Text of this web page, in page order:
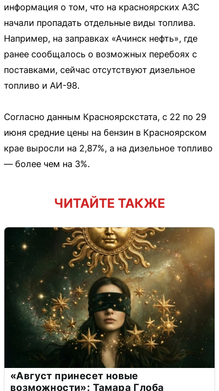
информация о том, что на красноярских АЗС
начали пропадать отдельные виды топлива.
Например, на заправках «Ачинск нефть», где
ранее сообщалось о возможных перебоях с
поставками, сейчас отсутствуют дизельное
топливо и АИ-98.
Согласно данным Красноярскстата, с 22 по 29
июня средние цены на бензин в Красноярском
крае выросли на 2,87%, а на дизельное топливо
— более чем на 3%.
ЧИТАЙТЕ ТАКЖЕ
«Август принесет новые
возможности»: Тамара Глоба